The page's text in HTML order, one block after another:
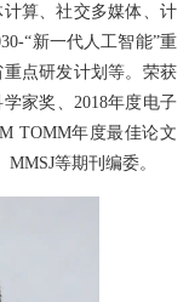
算、社交多媒体、计
“新一代人工智能”重
点研发计划等。荣获
家奖、2018年度电子
TOMM年度最佳论文
等期刊编委。